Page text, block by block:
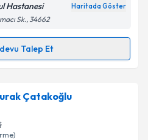
ilişkinAydınlatma
kişisel verilerimin belirtilen
kabul ediyorum.
Gönder
Hastanesi Haritada Göster
Sk., 34662
Talep Et
için randevu takvimi talebi
randevu almanız için bir
e-posta ile bilgilendireceğiz.
Çatakoğlu